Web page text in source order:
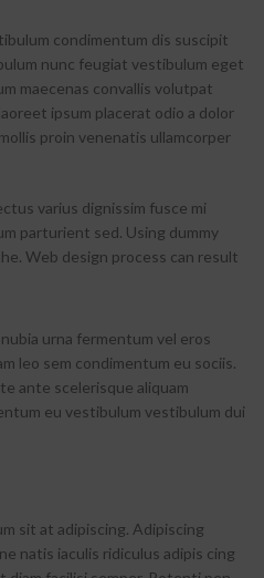
condimentum dis suscipit
nunc feugiat vestibulum eget
maecenas convallis volutpat
ipsum placerat odio a dolor
proin venenatis ullamcorper
varius dignissim fusce mi
parturient sed. Using dummy
Web design process can result
urna fermentum vel eros
leo sem condimentum eu sociis.
ante scelerisque aliquam
eu vestibulum vestibulum dui
sit at adipiscing. Adipiscing
natis iaculis ridiculus adipis cing